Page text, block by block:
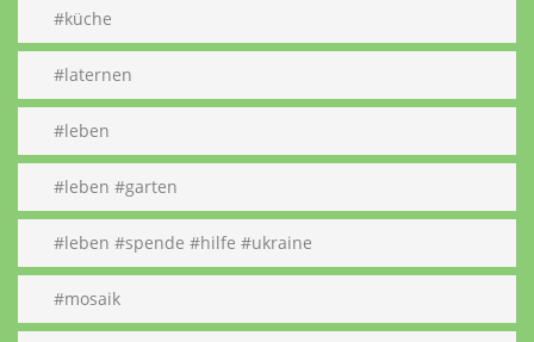
#küche
#laternen
#leben
#leben #garten
#leben #spende #hilfe #ukraine
#mosaik